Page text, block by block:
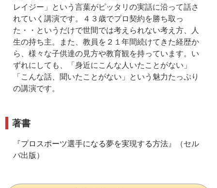
レイジー」という言葉がピッタリの実話に沿って話さ
れていく講演です。４３歳でプロ契約を勝ち取っ
た・・というだけで世間では考えられない考え方、人
生の持ち主。また、教員を２１年間続けてきた経歴か
ら、様々な子供達の見方や教育観を持っています。い
ずれにしても、「身近にこんな人いたことがない」
「こんな話、聞いたことがない」という魅力たっぷり
の講演です。
著書
『プロスポーツ選手になる夢を実現する方法』（セル
バ出版）